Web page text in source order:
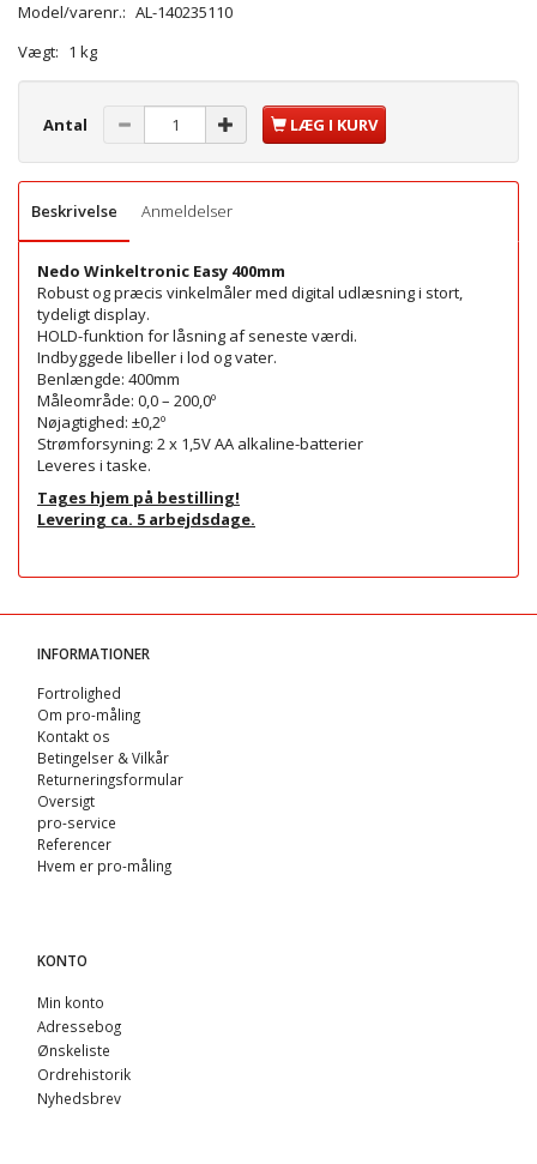
Model/varenr.: AL-140235110
Vægt: 1 kg
Antal LÆG I KURV
Beskrivelse Anmeldelser
Nedo Winkeltronic Easy 400mm
Robust og præcis vinkelmåler med digital udlæsning i stort,
tydeligt display.
HOLD-funktion for låsning af seneste værdi.
Indbyggede libeller i lod og vater.
Benlængde: 400mm
Måleområde: 0,0 – 200,0º
Nøjagtighed: ±0,2º
Strømforsyning: 2 x 1,5V AA alkaline-batterier
Leveres i taske.
Tages hjem på bestilling!
Levering ca. 5 arbejdsdage.
INFORMATIONER
Fortrolighed
Om pro-måling
Kontakt os
Betingelser & Vilkår
Returneringsformular
Oversigt
pro-service
Referencer
Hvem er pro-måling
KONTO
Min konto
Adressebog
Ønskeliste
Ordrehistorik
Nyhedsbrev